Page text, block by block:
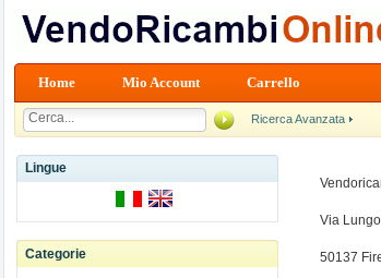
Home Mio Account Carrello
Ricerca Avanzata
Lingue
Categorie
Via
50137